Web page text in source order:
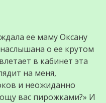
ее маму Оксану
о ее крутом
в кабинет эта
на меня,
и неожиданно
вас пирожками?» И